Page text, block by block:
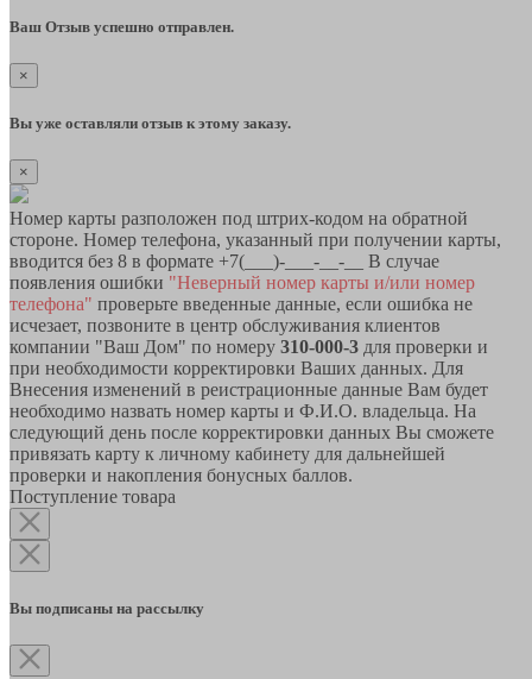
Ваш Отзыв успешно отправлен.
×
Вы уже оставляли отзыв к этому заказу.
×
Номер карты разположен под штрих-кодом на обратной
стороне. Номер телефона, указанный при получении карты,
вводится без 8 в формате +7(___)-___-__-__ В случае
появления ошибки "Неверный номер карты и/или номер
телефона" проверьте введенные данные, если ошибка не
исчезает, позвоните в центр обслуживания клиентов
компании "Ваш Дом" по номеру 310-000-3 для проверки и
при необходимости корректировки Ваших данных. Для
Внесения изменений в реистрационные данные Вам будет
необходимо назвать номер карты и Ф.И.О. владельца. На
следующий день после корректировки данных Вы сможете
привязать карту к личному кабинету для дальнейшей
проверки и накопления бонусных баллов.
Поступление товара
Вы подписаны на рассылку